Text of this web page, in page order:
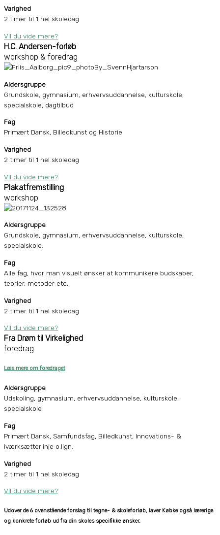
Varighed
2 timer til 1 hel skoledag
VIl du vide mere?
H.C. Andersen-forløb
workshop & foredrag
Aldersgruppe
Grundskole, gymnasium, erhvervsuddannelse, kulturskole,
specialskole, dagtilbud
Fag
Primært Dansk, Billedkunst og Historie
Varighed
2 timer til 1 hel skoledag
VIl du vide mere?
Plakatfremstilling
workshop
Aldersgruppe
Grundskole, gymnasium, erhvervsuddannelse, kulturskole,
specialskole.
Fag
Alle fag, hvor man visuelt ønsker at kommunikere budskaber,
teorier, metoder etc.
Varighed
2 timer til 1 hel skoledag
VIl du vide mere?
Fra Drøm til Virkelighed
foredrag
Læs mere om foredraget
Aldersgruppe
Udskoling, gymnasium, erhvervsuddannelse, kulturskole,
specialskole
Fag
Primært Dansk, Samfundsfag, Billedkunst, Innovations- &
iværksætterlinje o.lign.
Varighed
2 timer til 1 hel skoledag
VIl du vide mere?
Udover de 6 ovenstående forslag til tegne- & skoleforløb, laver Købke også lærerige
og konkrete forløb ud fra din skoles specifikke ønsker.